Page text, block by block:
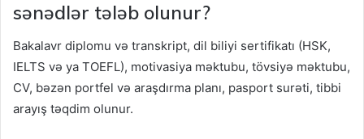
sənədlər tələb olunur?
Bakalavr diplomu və transkript, dil biliyi sertifikatı (HSK,
IELTS və ya TOEFL), motivasiya məktubu, tövsiyə məktubu,
CV, bəzən portfel və araşdırma planı, pasport surəti, tibbi
arayış təqdim olunur.